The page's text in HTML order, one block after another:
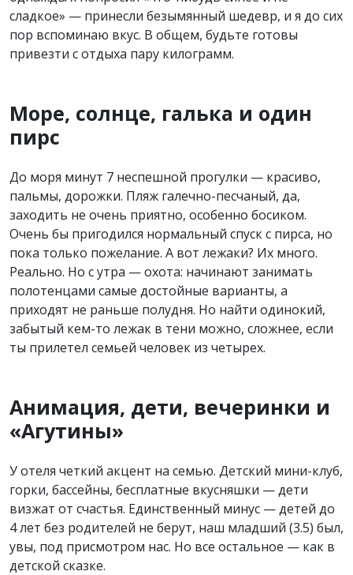
сладкое» — принесли безымянный шедевр, и я до сих
пор вспоминаю вкус. В общем, будьте готовы
привезти с отдыха пару килограмм.
Море, солнце, галька и один
пирс
До моря минут 7 неспешной прогулки — красиво,
пальмы, дорожки. Пляж галечно-песчаный, да,
заходить не очень приятно, особенно босиком.
Очень бы пригодился нормальный спуск с пирса, но
пока только пожелание. А вот лежаки? Их много.
Реально. Но с утра — охота: начинают занимать
полотенцами самые достойные варианты, а
приходят не раньше полудня. Но найти одинокий,
забытый кем-то лежак в тени можно, сложнее, если
ты прилетел семьей человек из четырех.
Анимация, дети, вечеринки и
«Агутины»
У отеля четкий акцент на семью. Детский мини-клуб,
горки, бассейны, бесплатные вкусняшки — дети
визжат от счастья. Единственный минус — детей до
4 лет без родителей не берут, наш младший (3.5) был,
увы, под присмотром нас. Но все остальное — как в
детской сказке.